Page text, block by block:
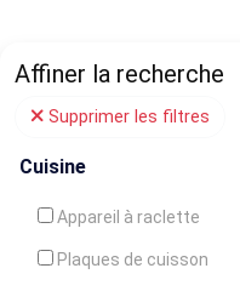
Affiner la recherche
Supprimer les filtres
Cuisine
Appareil à raclette
Plaques de cuisson